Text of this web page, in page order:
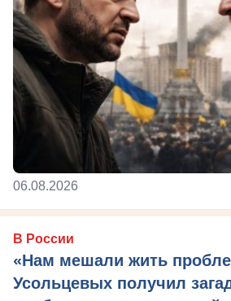
06.08.2026
В России
«Нам мешали жить
Усольцевых получил